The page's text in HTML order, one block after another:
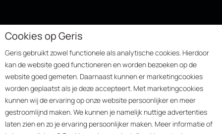
Volg ons
LinkedIn
Facebook
Instagram
Contactgegevens
Platinastraat 30
6031 TW Nederweert
+31 (0)495-745800
info@geris.nl
Cookies op Geris
Geris gebruikt zowel functionele als analytische cookies. Hierdoor
kan de website goed functioneren en worden bezoeken op de
website goed gemeten. Daarnaast kunnen er marketingcookies
worden geplaatst als je deze accepteert. Met marketingcookies
kunnen wij de ervaring op onze website persoonlijker en meer
gestroomlijnd maken. We kunnen je namelijk nuttige advertenties
laten zien en zo je ervaring persoonlijker maken. Meer informatie of
Aankomend
evenement